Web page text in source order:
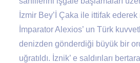
İzmir Bey’İ Çaka ile ittifak
İmparator Alexios’ un Türk
denizden gönderdiği büyük bir
uğratıldı. İznik’ e saldırıları